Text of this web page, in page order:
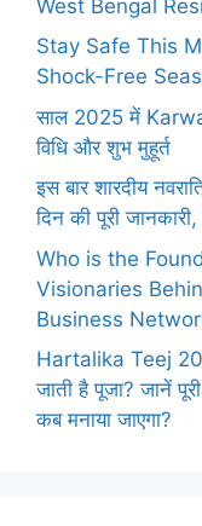
West Bengal
Stay Safe This
Shock-Free
साल 2025 में
विधि और शुभ मुहूर्त
इस बार शारदीय
दिन की पूरी
Who is the
Visionaries
Business
Hartalika Teej
जाती है पूजा? जानें
कब मनाया जाएगा?